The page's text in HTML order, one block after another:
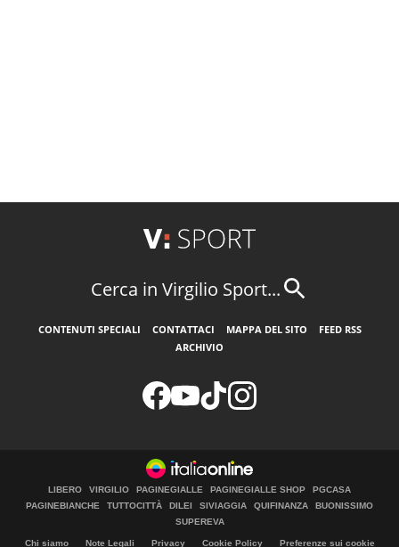
Cerca in Virgilio Sport...
CONTENUTI SPECIALI CONTATTACI MAPPA DEL SITO
FEED RSS
ARCHIVIO
LIBERO VIRGILIO PAGINEGIALLE PAGINEGIALLE SHOP
PGCASA
PAGINEBIANCHE
TUTTOCITTÀ DILEI SIVIAGGIA QUIFINANZA
BUONISSIMO
SUPEREVA
Chi siamo Note Legali Privacy Cookie Policy Preferenze sui cookie